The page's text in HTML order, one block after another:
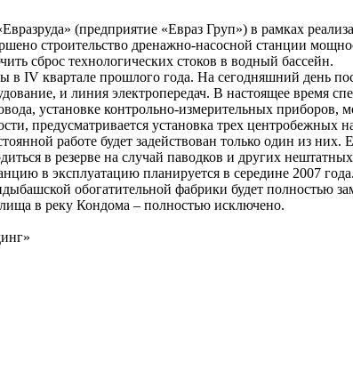
(предприятие «Евраз Груп») в рамках
строительство дренажно-насосной станции
сброс технологических стоков в водный бассейн.
в IV квартале прошлого года. На сегодняшний день
и линия электропередач. В настоящее время
установке контрольно-измерительных приборов,
предусматривается установка трех центробежных
работе будет задействован только один из них.
в резерве на случай паводков и других
в эксплуатацию планируется в середине 2007
обогатительной фабрики будет полностью
в реку Кондома – полностью исключено.